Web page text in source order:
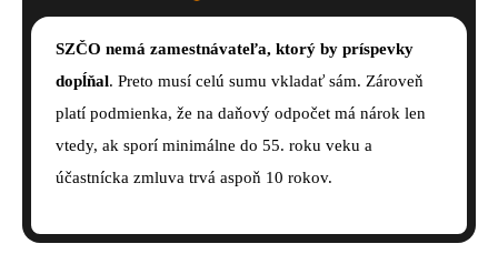
SZČO nemá zamestnávateľa, ktorý by príspevky
dopĺňal. Preto musí celú sumu vkladať sám. Zároveň
platí podmienka, že na daňový odpočet má nárok len
vtedy, ak sporí minimálne do 55. roku veku a
účastnícka zmluva trvá aspoň 10 rokov.